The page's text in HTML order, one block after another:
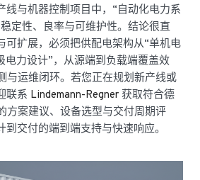
线与机器控制项目中，“自动化电力系
定性、良率与可维护性。结论很直
可扩展，必须把供配电架构从“单机电
电力设计”，从源端到负载端覆盖效
与运维闭环。若您正在规划新产线或
联系 Lindemann-Regner 获取符合德
方案建议、设备选型与交付周期评
交付的端到端支持与快速响应。